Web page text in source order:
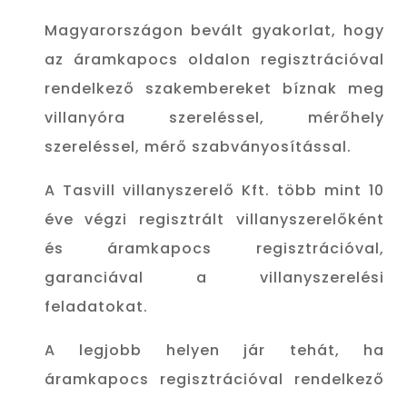
Magyarországon bevált gyakorlat, hogy
az áramkapocs oldalon regisztrációval
rendelkező szakembereket bíznak meg
villanyóra szereléssel, mérőhely
szereléssel, mérő szabványosítással.
A Tasvill villanyszerelő Kft. több mint 10
éve végzi regisztrált villanyszerelőként
és áramkapocs regisztrációval,
garanciával a villanyszerelési
feladatokat.
A legjobb helyen jár tehát, ha
áramkapocs regisztrációval rendelkező